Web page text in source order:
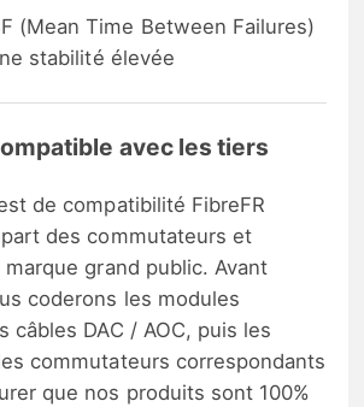
(Mean Time Between Failures)
stabilité élevée
avec les tiers
de compatibilité FibreFR
des commutateurs et
grand public. Avant
coderons les modules
câbles DAC / AOC, puis les
commutateurs correspondants
que nos produits sont 100%